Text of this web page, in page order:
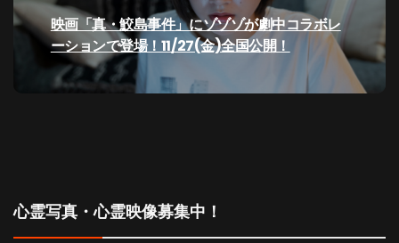
ナ
ビ
ョ
過
去
の
投
映画「真・鮫島事件」にゾゾゾが劇中コラボレ
ーションで登場！11/27(金)全国公開！
心霊写真・心霊映像募集中！